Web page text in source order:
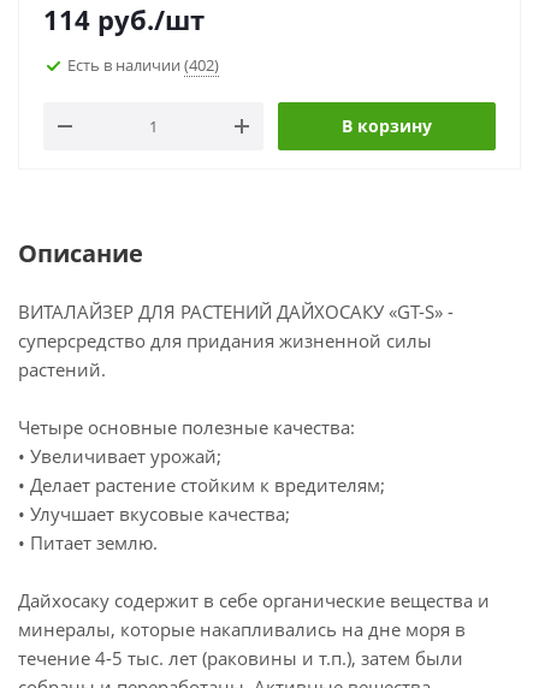
114 руб./шт
Есть в наличии (402)
В корзину
Описание
ВИТАЛАЙЗЕР ДЛЯ РАСТЕНИЙ ДАЙХОСАКУ «GT-S» -
суперсредство для придания жизненной силы
растений.
Четыре основные полезные качества:
• Увеличивает урожай;
• Делает растение стойким к вредителям;
• Улучшает вкусовые качества;
• Питает землю.
Дайхосаку содержит в себе органические вещества и
минералы, которые накапливались на дне моря в
течение 4-5 тыс. лет (раковины и т.п.), затем были